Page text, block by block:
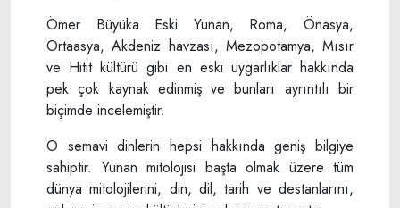
Ömer Büyüka Eski Yunan, Roma, Önasya,
Ortaasya, Akdeniz havzası, Mezopotamya, Mısır
ve Hitit kültürü gibi en eski uygarlıklar hakkında
pek çok kaynak edinmiş ve bunları ayrıntılı bir
biçimde incelemiştir.
O semavi dinlerin hepsi hakkında geniş bilgiye
sahiptir. Yunan mitolojisi başta olmak üzere tüm
dünya mitolojilerini, din, dil, tarih ve destanlarını,